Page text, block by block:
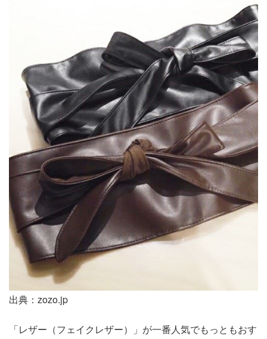
出典：zozo.jp
「レザー（フェイクレザー）」が一番人気でもっともおす